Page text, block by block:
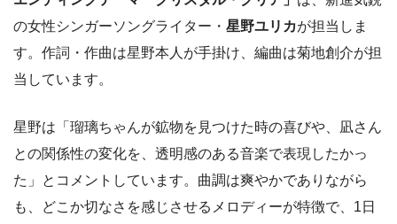
の女性シンガーソングライター・ 星野ユリカが担当しま
す。作詞・作曲は星野本人が手掛け、編曲は菊地創介が担
当しています。
星野は「瑠璃ちゃんが鉱物を見つけた時の喜びや、凪さん
との関係性の変化を、透明感のある音楽で表現したかっ
た」とコメントしています。曲調は爽やかでありながら
も、どこか切なさを感じさせるメロディーが特徴で、1日